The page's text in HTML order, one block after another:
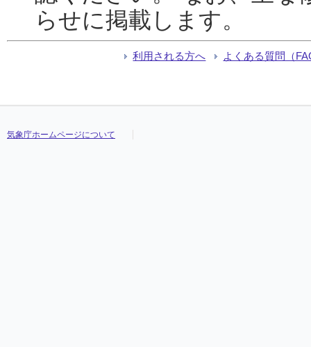
らせに掲載します。
利用される方へ よくある質問（
気象庁ホームページについて